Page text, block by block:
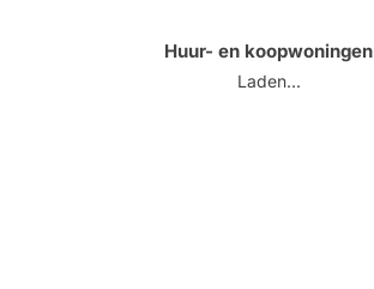
Huur- en koopwoningen
Laden...